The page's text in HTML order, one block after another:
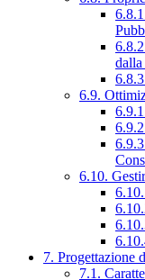
6.9.
6.10.
7. Progettazione
7.1.